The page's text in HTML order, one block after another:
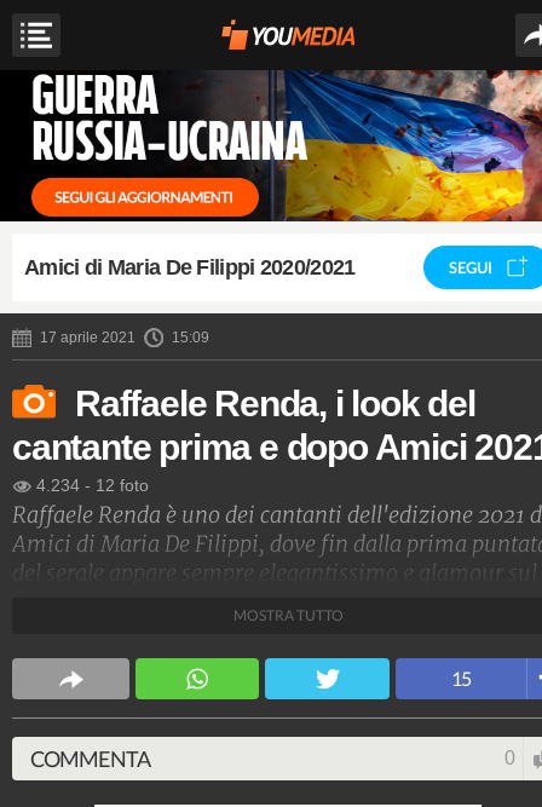
Amici di Maria De Filippi 2020/2021 SEGUI
17 aprile 2021 15:09
Raffaele Renda, i look del
cantante prima e dopo Amici
4.234 - 12 foto
Raffaele Renda è uno dei cantanti dell'edizione 2021
Amici di Maria De Filippi, dove fin dalla prima
del serale appare sempre elegantissimo e glamour sul
camicie colorate e oversize.
1.515.255.500-1.957 video-138.077 foto
MOSTRA TUTTO
15
COMMENTA 0